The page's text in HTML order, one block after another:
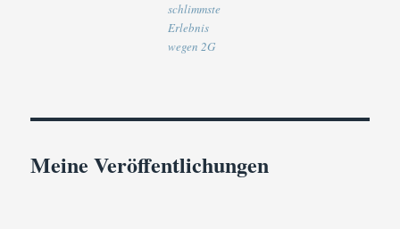
schlimmste
Erlebnis
wegen 2G
Meine Veröffentlichungen